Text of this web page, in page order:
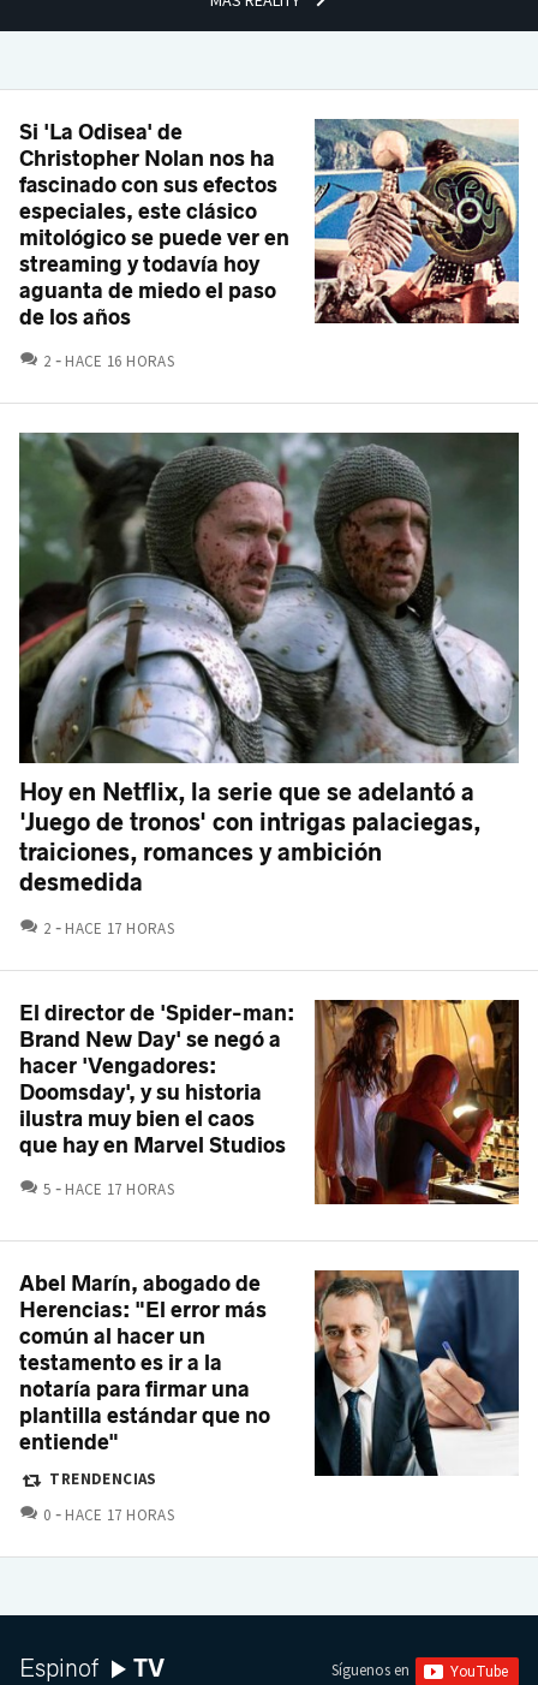
Si 'La Odisea' de
Christopher Nolan nos ha
fascinado con sus efectos
especiales, este clásico
mitológico se puede ver en
streaming y todavía hoy
aguanta de miedo el paso
de los años
2 COMENTARIOS
HACE 16 HORAS
Hoy en Netflix, la serie que se adelantó a
'Juego de tronos' con intrigas palaciegas,
traiciones, romances y ambición
desmedida
2 COMENTARIOS
HACE 17 HORAS
El director de 'Spider-man:
Brand New Day' se negó a
hacer 'Vengadores:
Doomsday', y su historia
ilustra muy bien el caos
que hay en Marvel Studios
5 COMENTARIOS
HACE 17 HORAS
Abel Marín, abogado de
Herencias: "El error más
común al hacer un
testamento es ir a la
notaría para firmar una
plantilla estándar que no
entiende"
TRENDENCIAS
0 COMENTARIOS
HACE 17 HORAS
Espinof TV Síguenos en